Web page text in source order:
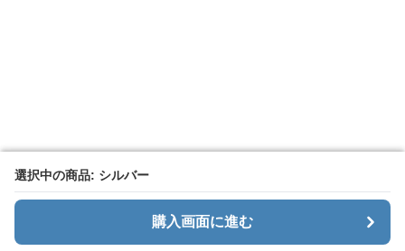
選択中の商品: シルバー
購入画面に進む
選択中の商品: シルバー
購入画面に進む